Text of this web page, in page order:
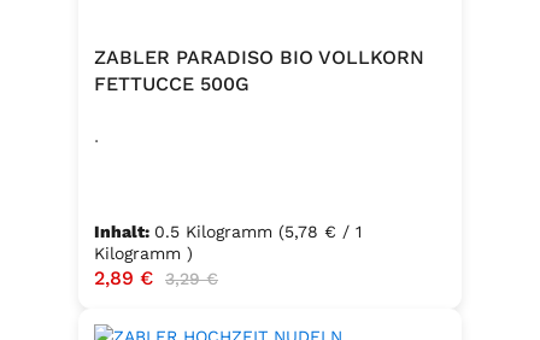
ZABLER PARADISO BIO VOLLKORN
FETTUCCE 500G
.
Inhalt: 0.5 Kilogramm (5,78 € / 1
Kilogramm )
Verkaufspreis:
2,89 € Regulärer Preis:
3,29 €